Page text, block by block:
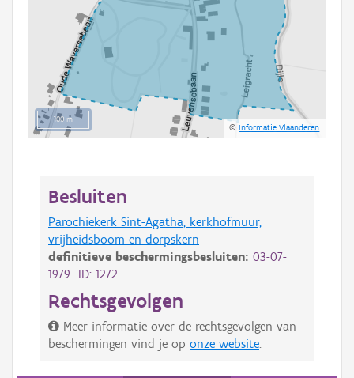
100 m
©Informatie Vlaanderen
Besluiten
Parochiekerk Sint-Agatha, kerkhofmuur,
vrijheidsboom en dorpskern
definitieve beschermingsbesluiten: 03-07-
1979 ID: 1272
Rechtsgevolgen
Meer informatie over de rechtsgevolgen van
beschermingen vind je op onze website